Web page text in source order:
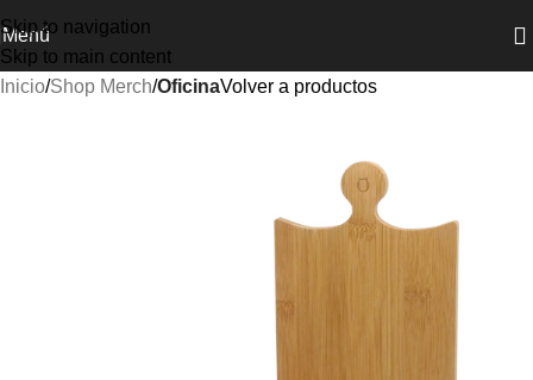
Skip to navigation
Skip to main content
Menú
Inicio Shop Merch OficinaVolver a productos